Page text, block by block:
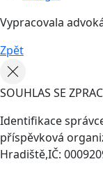
Vypracovala
Zpět
SOUHLAS SE
Identifikace
příspěvková
Hradiště,IČ: